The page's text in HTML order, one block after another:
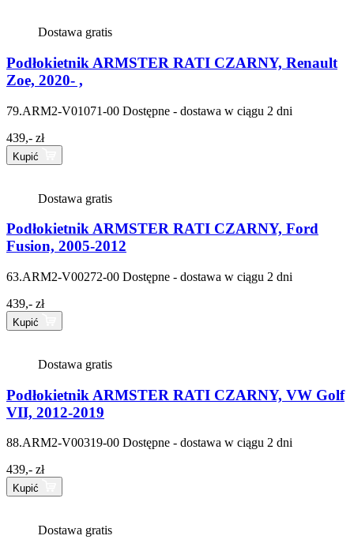
Dostawa gratis
Podłokietnik ARMSTER RATI CZARNY, Renault
Zoe, 2020- ,
79.ARM2-V01071-00 Dostępne - dostawa w ciągu 2 dni
439,- zł
Kupić
Dostawa gratis
Podłokietnik ARMSTER RATI CZARNY, Ford
Fusion, 2005-2012
63.ARM2-V00272-00 Dostępne - dostawa w ciągu 2 dni
439,- zł
Kupić
Dostawa gratis
Podłokietnik ARMSTER RATI CZARNY, VW Golf
VII, 2012-2019
88.ARM2-V00319-00 Dostępne - dostawa w ciągu 2 dni
439,- zł
Kupić
Dostawa gratis